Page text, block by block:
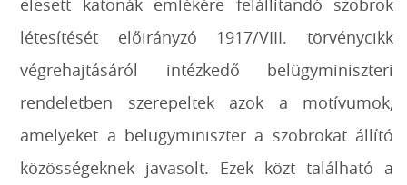
elesett katonák emlékére felállítandó szobrok
létesítését előirányzó 1917/VIII. törvénycikk
végrehajtásáról intézkedő belügyminiszteri
rendeletben szerepeltek azok a motívumok,
amelyeket a belügyminiszter a szobrokat állító
közösségeknek javasolt. Ezek közt található a